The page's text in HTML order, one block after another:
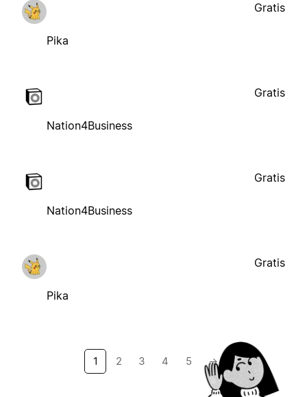
Pika
Gratis
Nation4Business
Gratis
Nation4Business
Gratis
Pika
Gratis
1 2 3 4 5 →